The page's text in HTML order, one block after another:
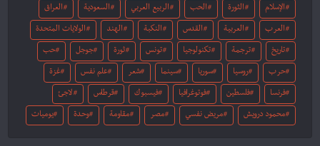
الإسلام الثورة الحب الربيع العربي السعودية العراق
العرب العربية القدس النكبة الهند الولايات المتحدة
تاريخ ترجمة تكنولوجيا تونس ثورة جوجل حب
حرب روسيا سوريا سينما شعر علم نفس غزة
فرنسا فلسطين فوتوغرافيا فيسبوك قرطاس لاجئ
محمود درويش مريض نفسي مصر مقاومة وحدة يوميات